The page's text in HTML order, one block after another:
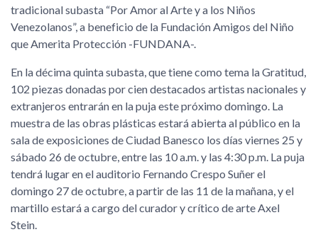
tradicional subasta “Por Amor al Arte y a los Niños
Venezolanos”, a beneficio de la Fundación Amigos del Niño
que Amerita Protección -FUNDANA-.
En la décima quinta subasta, que tiene como tema la Gratitud,
102 piezas donadas por cien destacados artistas nacionales y
extranjeros entrarán en la puja este próximo domingo. La
muestra de las obras plásticas estará abierta al público en la
sala de exposiciones de Ciudad Banesco los días viernes 25 y
sábado 26 de octubre, entre las 10 a.m. y las 4:30 p.m. La puja
tendrá lugar en el auditorio Fernando Crespo Suñer el
domingo 27 de octubre, a partir de las 11 de la mañana, y el
martillo estará a cargo del curador y crítico de arte Axel
Stein.